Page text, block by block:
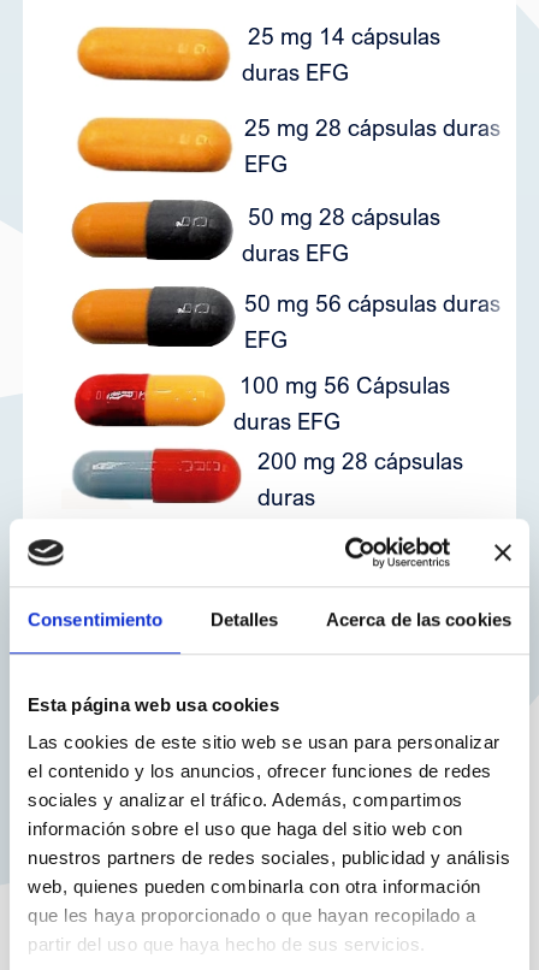
Consentimiento Detalles Acerca de las cookies
Esta página web usa cookies
Las cookies de este sitio web se usan para personalizar
el contenido y los anuncios, ofrecer funciones de redes
sociales y analizar el tráfico. Además, compartimos
información sobre el uso que haga del sitio web con
nuestros partners de redes sociales, publicidad y análisis
web, quienes pueden combinarla con otra información
que les haya proporcionado o que hayan recopilado a
partir del uso que haya hecho de sus servicios.
25 mg 14 cápsulas
duras EFG
25 mg 28 cápsulas duras
EFG
50 mg 28 cápsulas
duras EFG
50 mg 56 cápsulas duras
EFG
100 mg 56 Cápsulas
duras EFG
200 mg 28 cápsulas
duras